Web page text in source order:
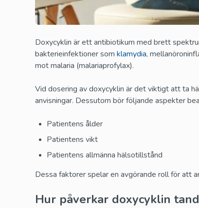
Doxycyklin är ett antibiotikum med brett
bakterieinfektioner som klamydia,
mot malaria (malariaprofylax).
Vid dosering av doxycyklin är det viktigt att ta
anvisningar. Dessutom bör följande aspekter
Patientens ålder
Patientens vikt
Patientens allmänna hälsotillstånd
Dessa faktorer spelar en avgörande roll för att
Hur påverkar doxycyklin